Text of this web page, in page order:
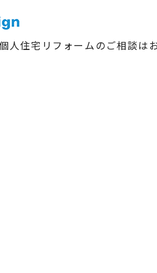
人住宅リフォームのご相談は